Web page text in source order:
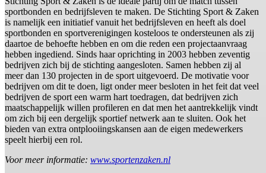
sportbonden en bedrijfsleven te maken. De Stichting Sport & Zaken
is namelijk een initiatief vanuit het bedrijfsleven en heeft als doel
sportbonden en sportverenigingen kosteloos te ondersteunen als zij
daartoe de behoefte hebben en om die reden een projectaanvraag
hebben ingediend. Sinds haar oprichting in 2003 hebben zeventig
bedrijven zich bij de stichting aangesloten. Samen hebben zij al
meer dan 130 projecten in de sport uitgevoerd. De motivatie voor
bedrijven om dit te doen, ligt onder meer besloten in het feit dat veel
bedrijven de sport een warm hart toedragen, dat bedrijven zich
maatschappelijk willen profileren en dat men het aantrekkelijk vindt
om zich bij een dergelijk sportief netwerk aan te sluiten. Ook het
bieden van extra ontplooiingskansen aan de eigen medewerkers
speelt hierbij een rol.
Voor meer informatie: www.sportenzaken.nl